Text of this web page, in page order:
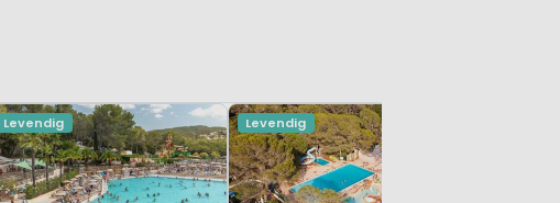
Levendig Levendig